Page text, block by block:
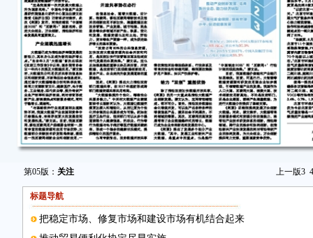
第05版： 关注 上一版3 4
标题导航
把稳定市场、修复市场和建设市场有机结合起来